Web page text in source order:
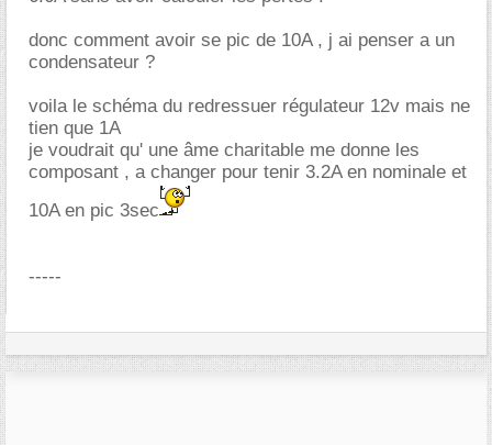
donc comment avoir se pic de 10A , j ai penser a un
condensateur ?
voila le schéma du redressuer régulateur 12v mais ne
tien que 1A
je voudrait qu' une âme charitable me donne les
composant , a changer pour tenir 3.2A en nominale et
10A en pic 3sec
-----